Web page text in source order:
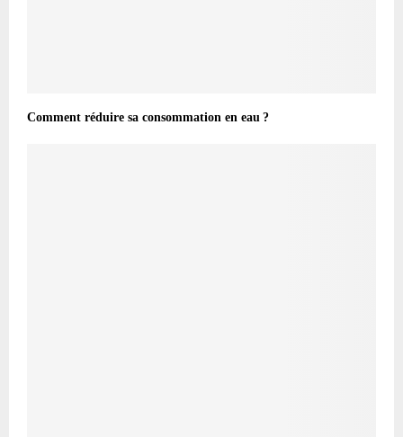
Comment réduire sa consommation en eau ?